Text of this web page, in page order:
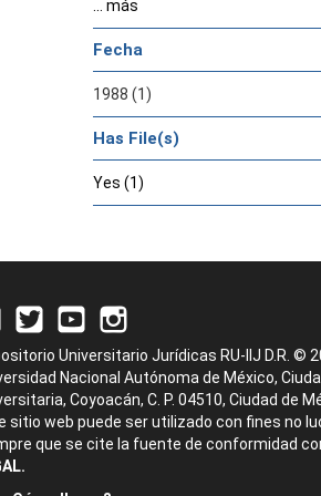
... más
Fecha
1988 (1)
Has File(s)
Yes (1)
Universitario Jurídicas RU-IIJ D.R. ©
Nacional Autónoma de México,
Coyoacán, C. P. 04510, Ciudad de
sitio web puede ser utilizado con fines no
que se cite la fuente de conformidad